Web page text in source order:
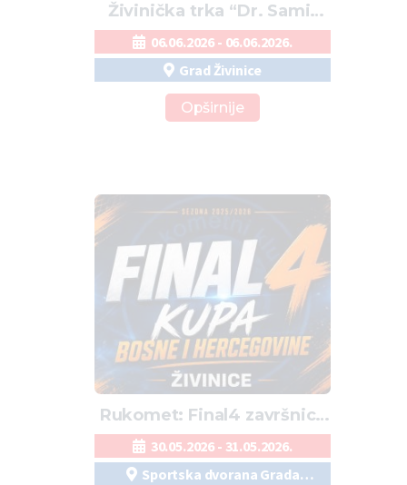
Živinička trka “Dr. Samir
Kamenjaković” 2026.
06.06.2026 - 06.06.2026.
Grad Živinice
Opširnije
Rukomet: Final4 završnica
Kupa Bosne i Hercegovine
u Živinicama
30.05.2026 - 31.05.2026.
Sportska dvorana Grada